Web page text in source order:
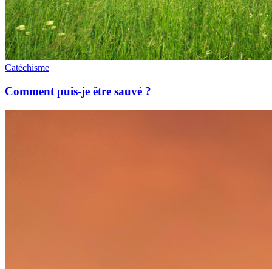
Catéchisme
Comment puis-je être sauvé ?